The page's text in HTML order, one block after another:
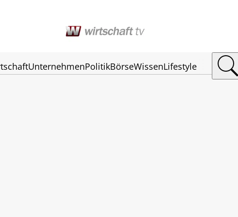
UnternehmenPolitikBörseWissenLifestyle